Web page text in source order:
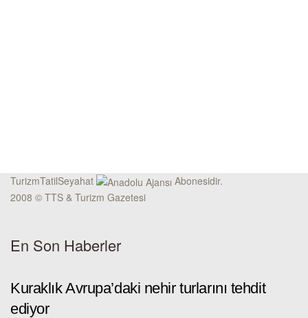
TurizmTatilSeyahat
Abonesidir.
2008 © TTS & Turizm Gazetesi
En Son Haberler
Kuraklık Avrupa’daki nehir turlarını tehdit
ediyor